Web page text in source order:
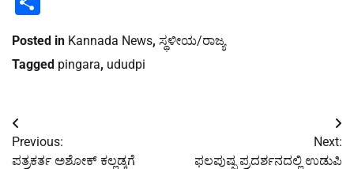
Posted in Kannada News, ಸ್ಥಳೀಯ/ರಾಜ್ಯ
Tagged pingara, ududpi
Post
navigation
Previous:
ಪತ್ರಕರ್ತ ಅಶೋಕ್ ಕಲ್ಲಡ್ಕಗೆ
Next:
ಫಲಪುಷ್ಪ ಪ್ರದರ್ಶನದಲ್ಲಿ ಉಡುಪಿ